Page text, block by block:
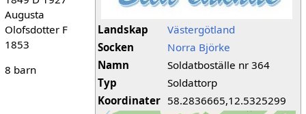
Landskap
Västergötland
Socken
Norra Björke
Namn
Soldatboställe nr 364
Typ
Soldattorp
Koordinater 58.2836665,12.5325299
Augusta
Olofsdotter F
1853
8 barn